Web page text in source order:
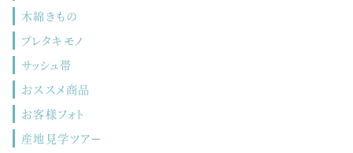
木綿きもの
プレタキモノ
サッシュ帯
おススメ商品
お客様フォト
産地見学ツアー